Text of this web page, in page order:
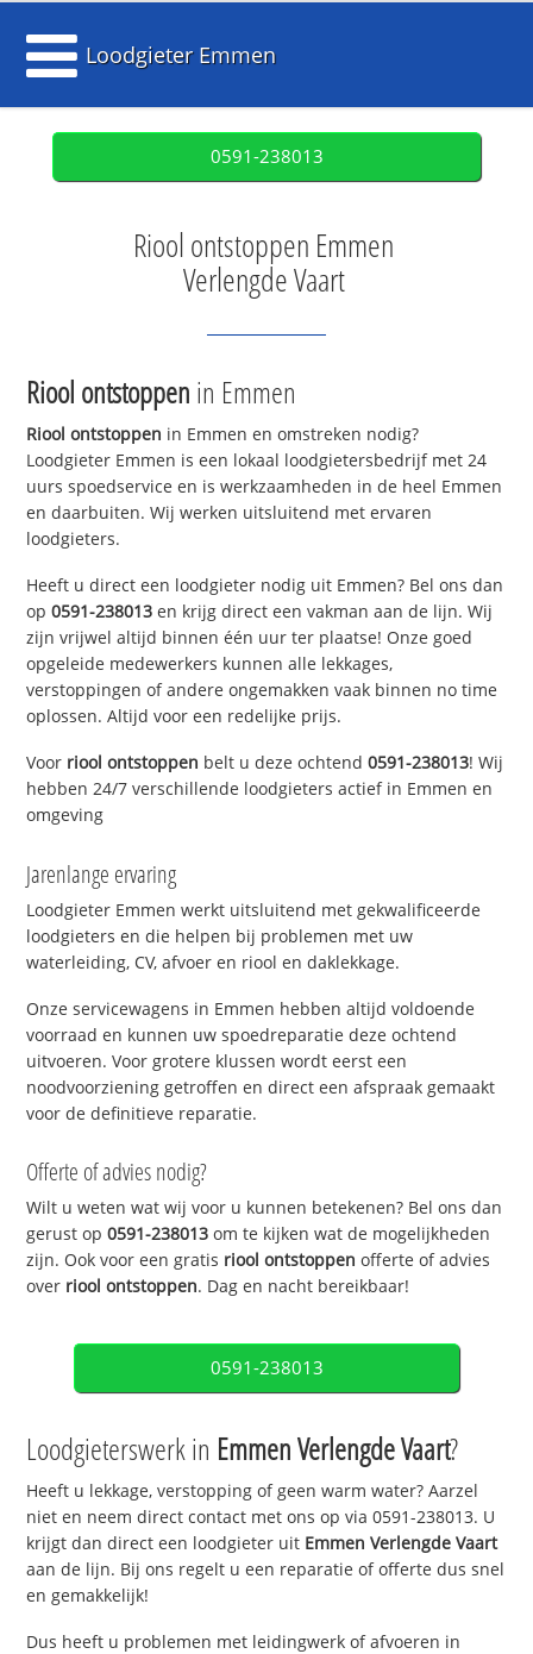
Loodgieter Emmen
0591-238013
Riool ontstoppen Emmen
Verlengde Vaart
Riool ontstoppen in Emmen
Riool ontstoppen in Emmen en omstreken nodig?
Loodgieter Emmen is een lokaal loodgietersbedrijf met 24
uurs spoedservice en is werkzaamheden in de heel Emmen
en daarbuiten. Wij werken uitsluitend met ervaren
loodgieters.
Heeft u direct een loodgieter nodig uit Emmen? Bel ons dan
op0591-238013 en krijg direct een vakman aan de lijn. Wij
zijn vrijwel altijd binnen één uur ter plaatse! Onze goed
opgeleide medewerkers kunnen alle lekkages,
verstoppingen of andere ongemakken vaak binnen no time
oplossen. Altijd voor een redelijke prijs.
Voor riool ontstoppen belt u deze ochtend0591-238013! Wij
hebben 24/7 verschillende loodgieters actief in Emmen en
omgeving
Jarenlange ervaring
Loodgieter Emmen werkt uitsluitend met gekwalificeerde
loodgieters en die helpen bij problemen met uw
waterleiding, CV, afvoer en riool en daklekkage.
Onze servicewagens in Emmen hebben altijd voldoende
voorraad en kunnen uw spoedreparatie deze ochtend
uitvoeren. Voor grotere klussen wordt eerst een
noodvoorziening getroffen en direct een afspraak gemaakt
voor de definitieve reparatie.
Offerte of advies nodig?
Wilt u weten wat wij voor u kunnen betekenen? Bel ons dan
gerust op0591-238013 om te kijken wat de mogelijkheden
zijn. Ook voor een gratis riool ontstoppen offerte of advies
over riool ontstoppen. Dag en nacht bereikbaar!
0591-238013
Loodgieterswerk in Emmen Verlengde Vaart?
Heeft u lekkage, verstopping of geen warm water? Aarzel
niet en neem direct contact met ons op via 0591-238013. U
krijgt dan direct een loodgieter uit Emmen Verlengde Vaart
aan de lijn. Bij ons regelt u een reparatie of offerte dus snel
en gemakkelijk!
Dus heeft u problemen met leidingwerk of afvoeren in